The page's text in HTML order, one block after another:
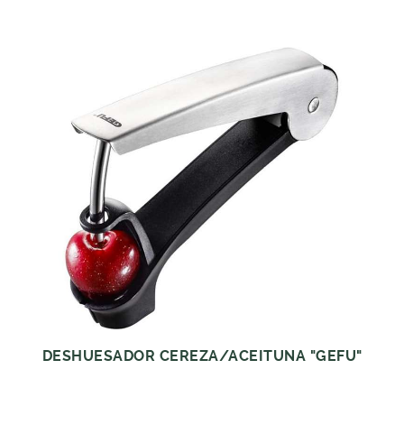
DESHUESADOR CEREZA/ACEITUNA "GEFU"